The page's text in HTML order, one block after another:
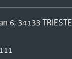
6, 34133 TRIESTE